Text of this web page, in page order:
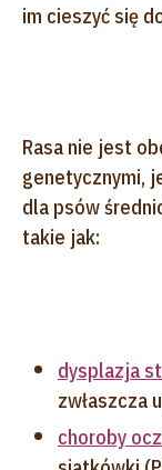
im cieszyć się
Rasa nie jest
genetycznymi,
dla psów
takie jak:
dysplazja
zwłaszcza
choroby